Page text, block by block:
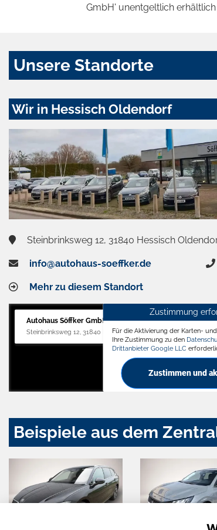
GmbH' unentgeltlich
Unsere Standorte
Wir in Hessisch Oldendorf
Steinbrinksweg 12, 31840 Hessisch
info@autohaus-soeffker.de
Mehr zu diesem Standort
Autohaus Söffker GmbH
Steinbrinksweg 12, 31840 Hessisch Oldendorf
Zustimmung
Für die Aktivierung der Karten-
Ihre Zustimmung zu den
Drittanbieter Google LLC
Zustimmen und
Beispiele aus dem